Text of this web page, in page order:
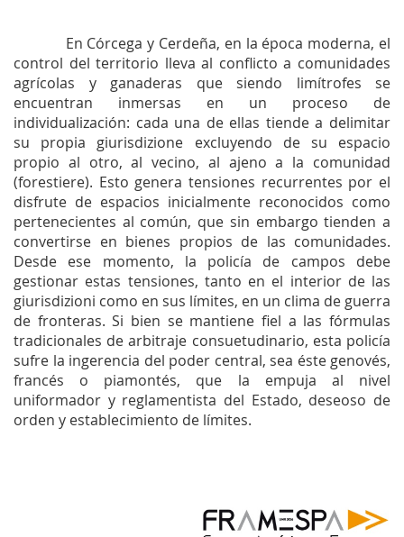
En Córcega y Cerdeña, en la época moderna, el
control del territorio lleva al conflicto a comunidades
agrícolas y ganaderas que siendo limítrofes se
encuentran inmersas en un proceso de
individualización: cada una de ellas tiende a delimitar
su propia giurisdizione excluyendo de su espacio
propio al otro, al vecino, al ajeno a la comunidad
(forestiere). Esto genera tensiones recurrentes por el
disfrute de espacios inicialmente reconocidos como
pertenecientes al común, que sin embargo tienden a
convertirse en bienes propios de las comunidades.
Desde ese momento, la policía de campos debe
gestionar estas tensiones, tanto en el interior de las
giurisdizioni como en sus límites, en un clima de guerra
de fronteras. Si bien se mantiene fiel a las fórmulas
tradicionales de arbitraje consuetudinario, esta policía
sufre la ingerencia del poder central, sea éste genovés,
francés o piamontés, que la empuja al nivel
uniformador y reglamentista del Estado, deseoso de
orden y establecimiento de límites.